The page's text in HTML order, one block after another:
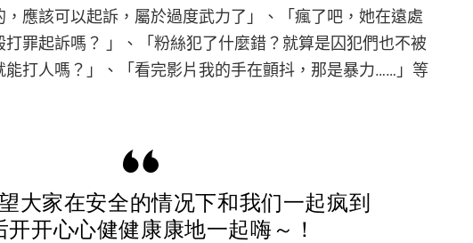
應該可以起訴，屬於過度武力了」、「瘋了吧，她在遠處
罪起訴嗎？ 」、「粉絲犯了什麼錯？就算是囚犯們也不被
能打人嗎？」、「看完影片我的手在顫抖，那是暴力……」等
大家在安全的情况下和我们一起疯到
开开心心健健康康地一起嗨～！